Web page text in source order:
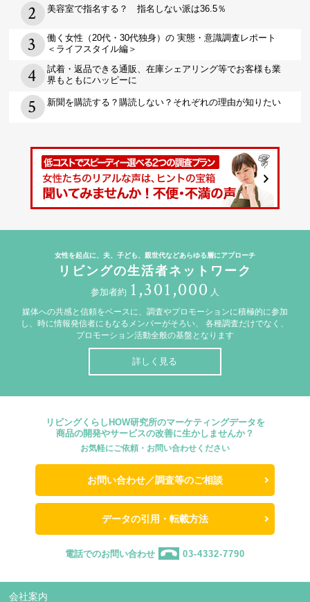
美容室で指名する？ 指名しない派は36.5％
働く女性（20代・30代独身）の 実態・意識調査レポート
＜ライフスタイル編＞
試着・返品できる通販、在庫シェアリング等でお客様も業
界もともにハッピーに
新聞を購読する？購読しない？それぞれの理由が知りたい
女性を起点に、夫、子ども、親世代などあらゆる層にアプローチ
リビングの生活者ネットワーク
参加者約 1,301,000 人
媒体への共感と信頼をベースに、調査やプロモーションに積極的に参加
し、時に情報発信者にもなるメンバーがそろい、
各種調査だけでなく、
プロモーション活動全般の基盤となります
詳しく見る
リビングくらしHOW研究所のマーケティングデータを
商品の開発やサービスの改善に生かしませんか？
お気軽にご依頼・お問い合わせください
お問い合わせ／調査等のご相談
データの引用・転載方法
電話でのお問い合わせ 03-4332-7790
会社案内